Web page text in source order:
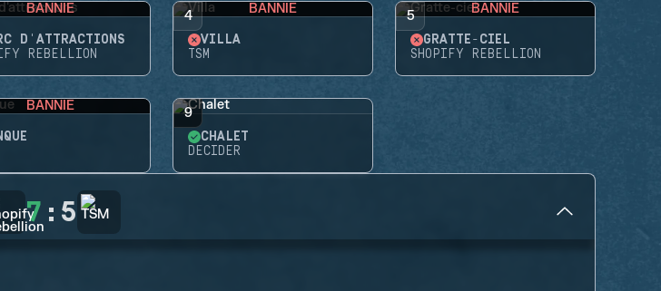
BANNIE
D'ATTRACTIONS
REBELLION
4 BANNIE
VILLA
TSM
5 BANNIE
GRATTE-CIEL
SHOPIFY REBELLION
BANNIE 9
CHALET
DECIDER
7 : 5